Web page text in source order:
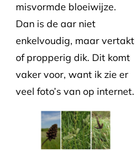
misvormde bloeiwijze.
Dan is de aar niet
enkelvoudig, maar vertakt
of propperig dik. Dit komt
vaker voor, want ik zie er
veel foto’s van op internet.